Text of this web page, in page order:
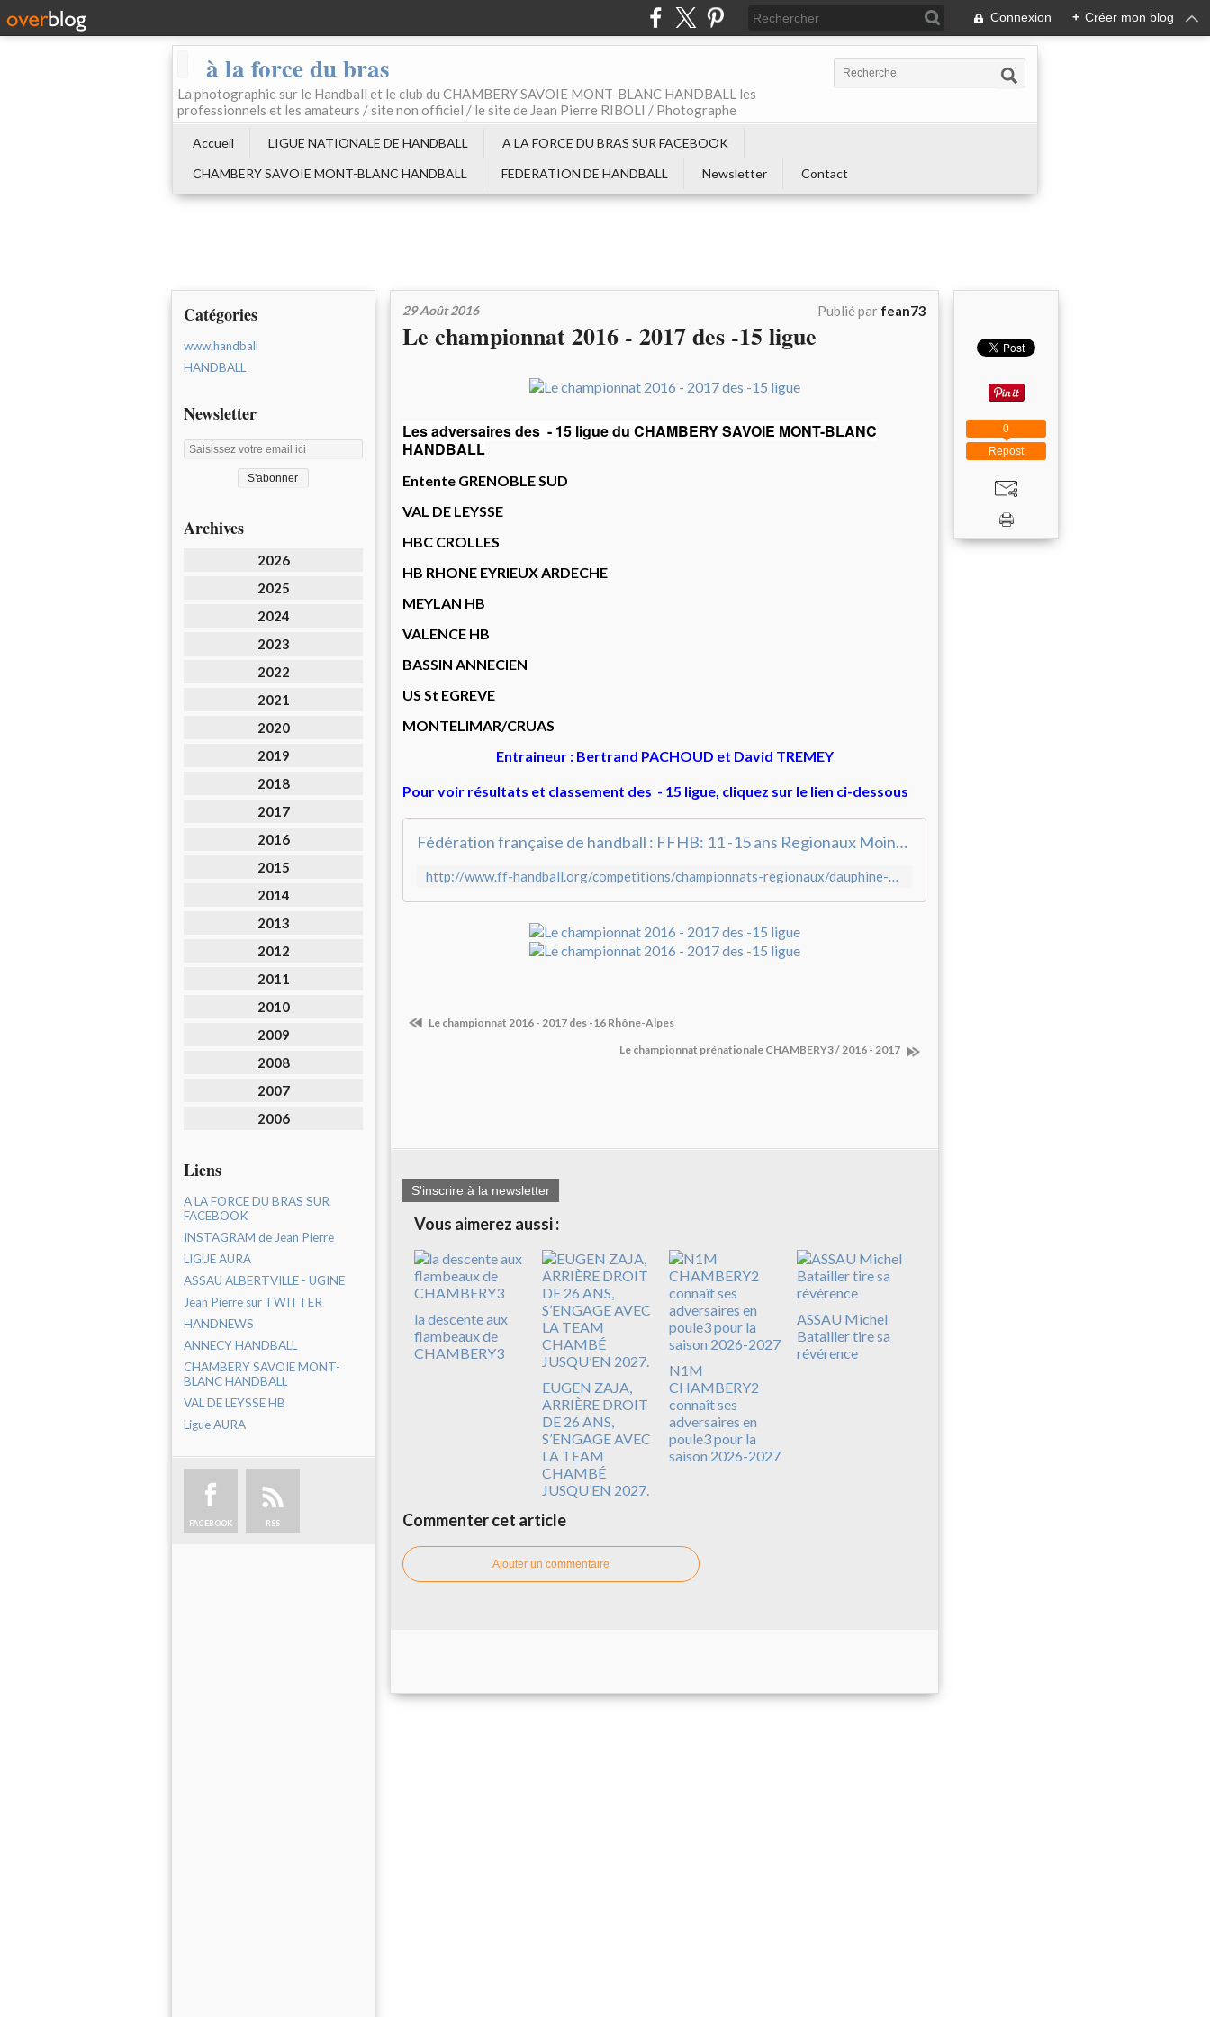
Connexion + Créer mon blog
à la force du bras
La photographie sur le Handball et le club du CHAMBERY SAVOIE MONT-BLANC HANDBALL les
professionnels et les amateurs / site non officiel / le site de Jean Pierre RIBOLI / Photographe
Accueil LIGUE NATIONALE DE HANDBALL
A LA FORCE DU BRAS SUR FACEBOOK
CHAMBERY SAVOIE MONT-BLANC HANDBALL
FEDERATION DE HANDBALL Newsletter Contact
Catégories
www.handball
HANDBALL
Newsletter
Archives
2026
2025
2024
2023
2022
2021
2020
2019
2018
2017
2016
2015
2014
2013
2012
2011
2010
2009
2008
2007
2006
Liens
A LA FORCE DU BRAS SUR
FACEBOOK
INSTAGRAM de Jean Pierre
LIGUE AURA
ASSAU ALBERTVILLE - UGINE
Jean Pierre sur TWITTER
HANDNEWS
ANNECY HANDBALL
CHAMBERY SAVOIE MONT-
BLANC HANDBALL
VAL DE LEYSSE HB
Ligue AURA
FACEBOOK RSS
29 Août 2016 Publié par fean73
Le championnat 2016 - 2017 des -15 ligue
Les adversaires des - 15 ligue du CHAMBERY SAVOIE MONT-BLANC
HANDBALL
Entente GRENOBLE SUD
VAL DE LEYSSE
HBC CROLLES
HB RHONE EYRIEUX ARDECHE
MEYLAN HB
VALENCE HB
BASSIN ANNECIEN
US St EGREVE
MONTELIMAR/CRUAS
Entraineur : Bertrand PACHOUD et David TREMEY
Pour voir résultats et classement des - 15 ligue, cliquez sur le lien ci-dessous
Fédération française de handball : FFHB: 11 -15 ans Regionaux Moins 15 ans Masculins REG
http://www.ff-handball.org/competitions/championnats-regionaux/dauphine-savoie.html?tx_obladygesthand_pi1%5Bcompetition_id%5D=4547&cHash=229a2e3f0d175521fd6e00e0170a345e
Le championnat 2016 - 2017 des -16 Rhône-Alpes
Le championnat prénationale CHAMBERY3 / 2016 - 2017
S'inscrire à la newsletter
Vous aimerez aussi :
la descente aux
flambeaux de
CHAMBERY3
EUGEN ZAJA,
ARRIÈRE DROIT
DE 26 ANS,
S’ENGAGE AVEC
LA TEAM
CHAMBÉ
JUSQU’EN 2027.
N1M
CHAMBERY2
connaît ses
adversaires en
poule3 pour la
saison 2026-2027
ASSAU Michel
Batailler tire sa
révérence
Commenter cet article
Ajouter un commentaire
Repost
0